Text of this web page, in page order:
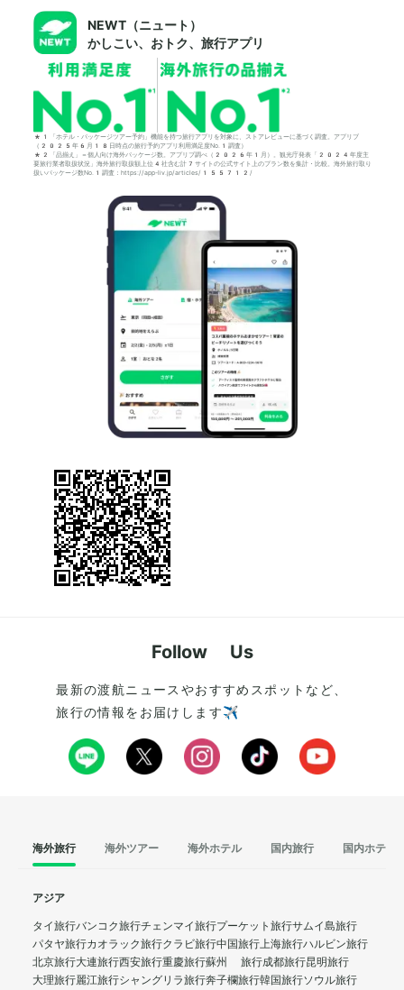
NEWT（ニュート）
かしこい、おトク、旅行アプリ
*1「ホテル・パッケージツアー予約」機能を持つ旅行アプリを対象に、ストアレビューに基づく調査。アプリブ
（2025年6月18日時点の旅行予約アプリ利用満足度No.1調査）
*2「品揃え」＝個人向け海外パッケージ数。アプリブ調べ（2026年1月）。観光庁発表「2024年度主
要旅行業者取扱状況」海外旅行取扱額上位4社含む計7サイトの公式サイト上のプラン数を集計・比較。海外旅行取り
扱いパッケージ数No.1調査：https://app-liv.jp/articles/155712/
Follow Us
最新の渡航ニュースやおすすめスポットなど、
旅行の情報をお届けします✈️
海外旅行 海外ツアー 海外ホテル 国内旅行 国内ホテル
アジア
タイ旅行バンコク旅行チェンマイ旅行プーケット旅行サムイ島旅行
パタヤ旅行カオラック旅行クラビ旅行中国旅行上海旅行ハルビン旅行
北京旅行大連旅行西安旅行重慶旅行蘇州 旅行成都旅行昆明旅行
大理旅行麗江旅行シャングリラ旅行奔子欄旅行韓国旅行ソウル旅行